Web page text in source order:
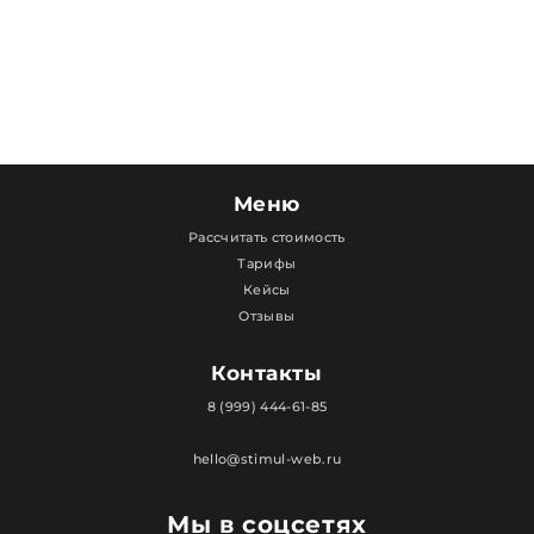
Мы в соцсетях
Меню
Рассчитать стоимость
Тарифы
Кейсы
Отзывы
Контакты
8 (999) 444-61-85
hello@stimul-web.ru